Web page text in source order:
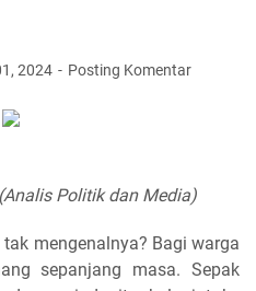
2024 Posting Komentar
(Analis Politik dan Media)
mengenalnya? Bagi warga
sepanjang masa. Sepak